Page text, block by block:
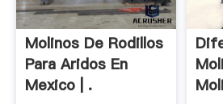
Molinos De Rodillos
Para Aridos En
Mexico | .